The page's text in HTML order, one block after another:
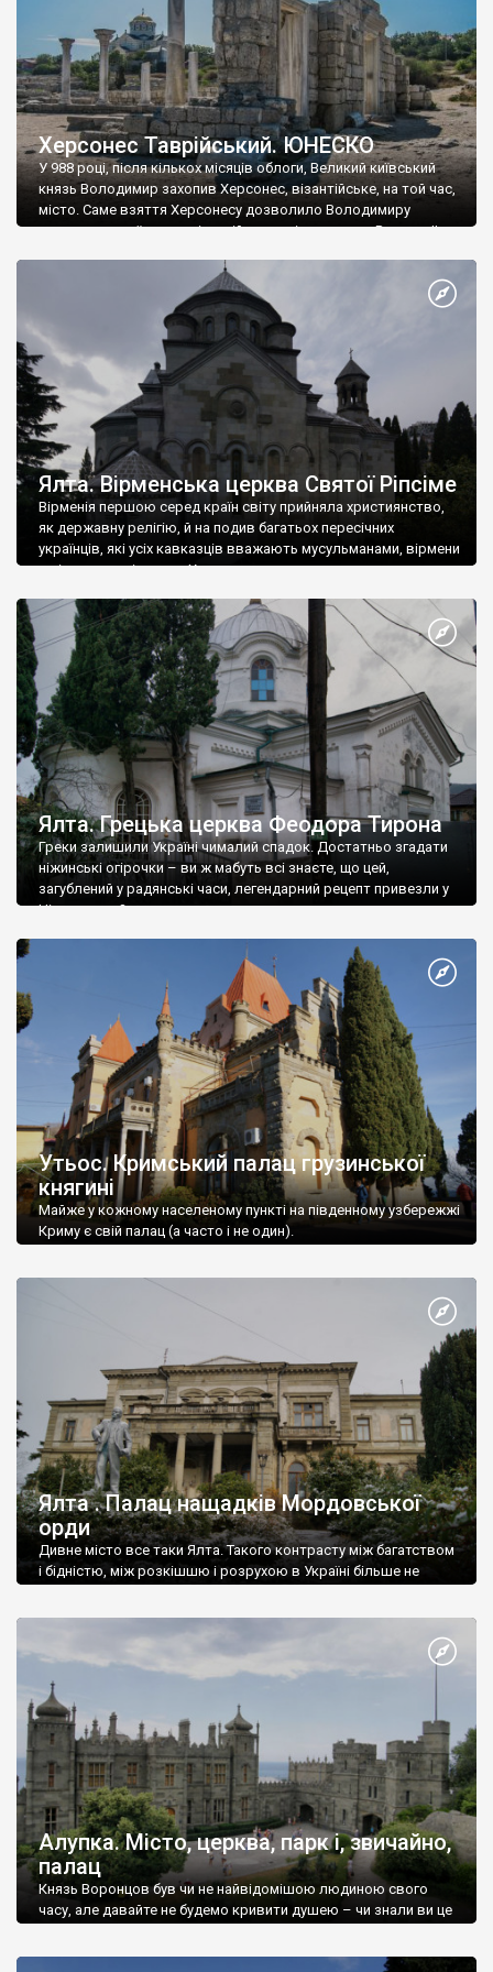
Херсонес Таврійський. ЮНЕСКО
У 988 році, після кількох місяців облоги, Великий київський
князь Володимир захопив Херсонес, візантійське, на той час,
місто. Саме взяття Херсонесу дозволило Володимиру
диктувати свої умови візантійському імператору Василю ІІ, та
Херсонесі Володимир-язичник, став Василем-християнином.
А потім було Хрещення Русі. На честь Херсонесу Таврійського
Ялта. Вірменська церква Святої Ріпсіме
Вірменія першою серед країн світу прийняла християнство,
як державну релігію, й на подив багатьох пересічних
українців, які усіх кавказців вважають мусульманами, вірмени
є відданими вірянами Христа
Ялта. Грецька церква Феодора Тирона
Греки залишили Україні чималий спадок. Достатньо згадати
ніжинські огірочки – ви ж мабуть всі знаєте, що цей,
загублений у радянські часи, легендарний рецепт привезли у
Ніжин греки?
Утьос. Кримський палац грузинської
княгині
Майже у кожному населеному пункті на південному узбережжі
Криму є свій палац (а часто і не один).
Ялта . Палац нащадків Мордовської
орди
Дивне місто все таки Ялта. Такого контрасту між багатством
і бідністю, між розкішшю і розрухою в Україні більше не
Алупка. Місто, церква, парк і, звичайно,
палац
Князь Воронцов був чи не найвідомішою людиною свого
часу, але давайте не будемо кривити душею – чи знали ви це